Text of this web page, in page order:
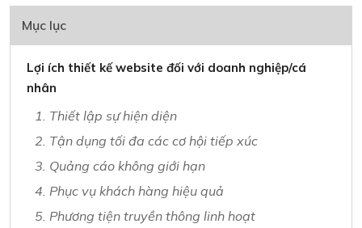
Mục lục
Lợi ích thiết kế website đối với doanh nghiệp/cá
nhân
1. Thiết lập sự hiện diện
2. Tận dụng tối đa các cơ hội tiếp xúc
3. Quảng cáo không giới hạn
4. Phục vụ khách hàng hiệu quả
5. Phương tiện truyền thông linh hoạt